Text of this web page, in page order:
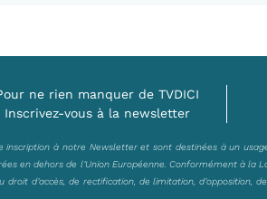
ne rien manquer de TVDICI
Inscrivez-vous à la newsletter
à notre Newsletter et sont destinées à un
en dehors de l’Union Européenne. Conformément à
d’accès, de rectification, de limitation,